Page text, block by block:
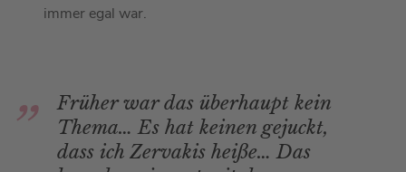
immer egal war.
Früher war das überhaupt kein
Thema… Es hat keinen gejuckt,
dass ich Zervakis heiße… Das